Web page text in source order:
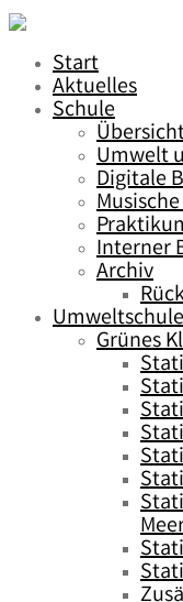
Start
Aktuelles
Schule
Umwelt
Digitale
Interner
Archiv
Umweltschule
Grünes